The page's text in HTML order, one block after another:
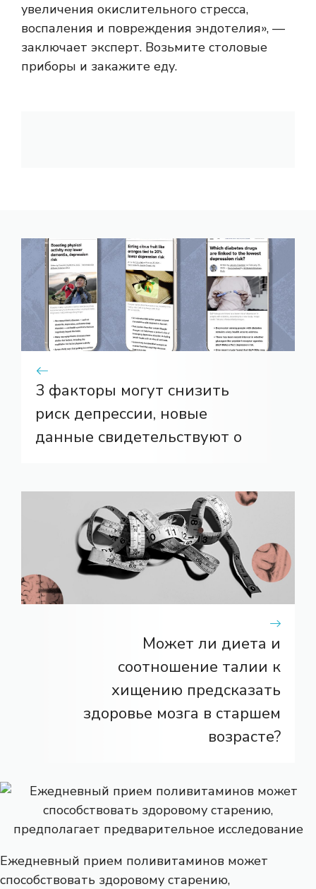
увеличения окислительного стресса,
воспаления и повреждения эндотелия», —
заключает эксперт. Возьмите столовые
приборы и закажите еду.
3 факторы могут снизить
риск депрессии, новые
данные свидетельствуют о
Может ли диета и
соотношение талии к
хищению предсказать
здоровье мозга в старшем
возрасте?
Ежедневный прием поливитаминов может
способствовать здоровому старению,